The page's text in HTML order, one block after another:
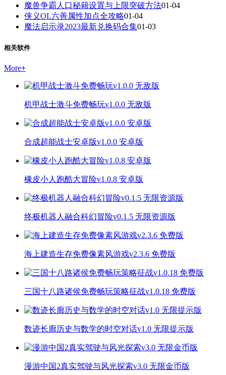
魔兽争霸人口秘籍设置与上限突破方法01-04
侠义OL六善属性加点全攻略01-04
魔法启示录2023最新兑换码合集01-03
相关软件
More+
机甲战士激斗免费畅玩v1.0.0 无敌版
合成超能战士安卓版v1.0.0 安卓版
橡皮小人跑酷大冒险v1.0.8 安卓版
终极机器人融合科幻冒险v0.1.5 无限资源版
海上建造生存免费像素风游戏v2.3.6 免费版
三国十八路诸侯免费畅玩策略征战v1.0.18 免费版
数迹长廊历史与数学的时空对话v1.0 无限提示版
漫游中国2真实驾驶与风光探索v3.0 无限金币版